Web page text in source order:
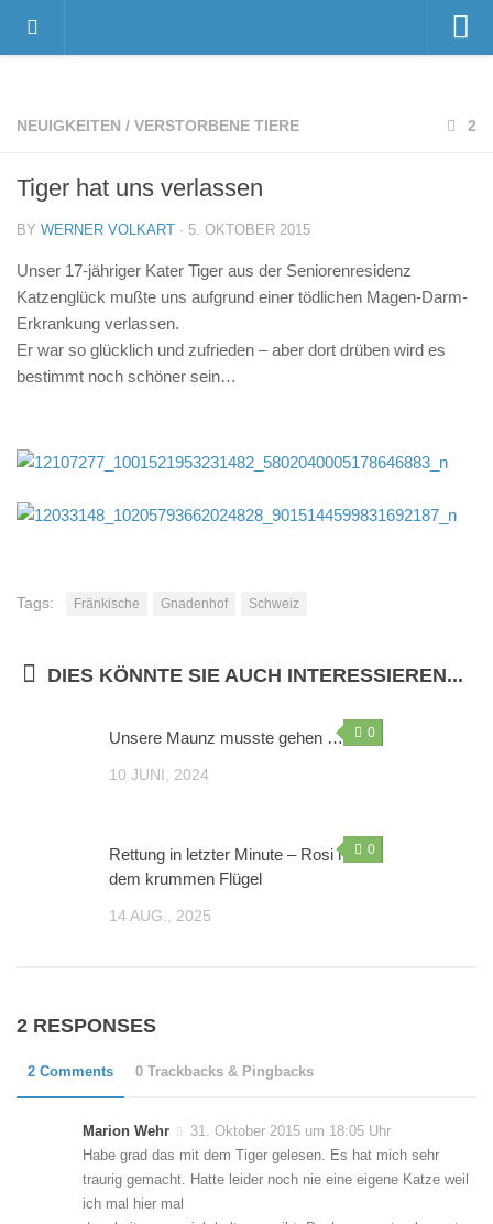
Das Gnadenhof-Team
Der Gnadenhof platzt aus allen Nähten…
News
Neuigkeiten
Pressestimmen
Unsere Bewohner
Sie wollen helfen?
Erbschaft – Letzter Wille
Spenden
Online einkaufen – und dabei noch helfen: gooding!
Gnadenhof-Maskottchen bestellen
Informationen zum Datenschutz
NEUIGKEITEN / VERSTORBENE TIERE 2
Tiger hat uns verlassen
BY WERNER VOLKART · 5. OKTOBER 2015
Unser 17-jähriger Kater Tiger aus der Seniorenresidenz
Katzenglück mußte uns aufgrund einer tödlichen Magen-Darm-
Erkrankung verlassen.
Er war so glücklich und zufrieden – aber dort drüben wird es
bestimmt noch schöner sein…
Tags: Fränkische Gnadenhof Schweiz
DIES KÖNNTE SIE AUCH INTERESSIEREN...
0
Unsere Maunz musste gehen …
10 JUNI, 2024
0
Rettung in letzter Minute – Rosi mit
dem krummen Flügel
14 AUG., 2025
2 RESPONSES
2 Comments 0 Trackbacks & Pingbacks
Marion Wehr
31. Oktober 2015 um 18:05 Uhr
Habe grad das mit dem Tiger gelesen. Es hat mich sehr
traurig gemacht. Hatte leider noch nie eine eigene Katze weil
ich mal hier mal